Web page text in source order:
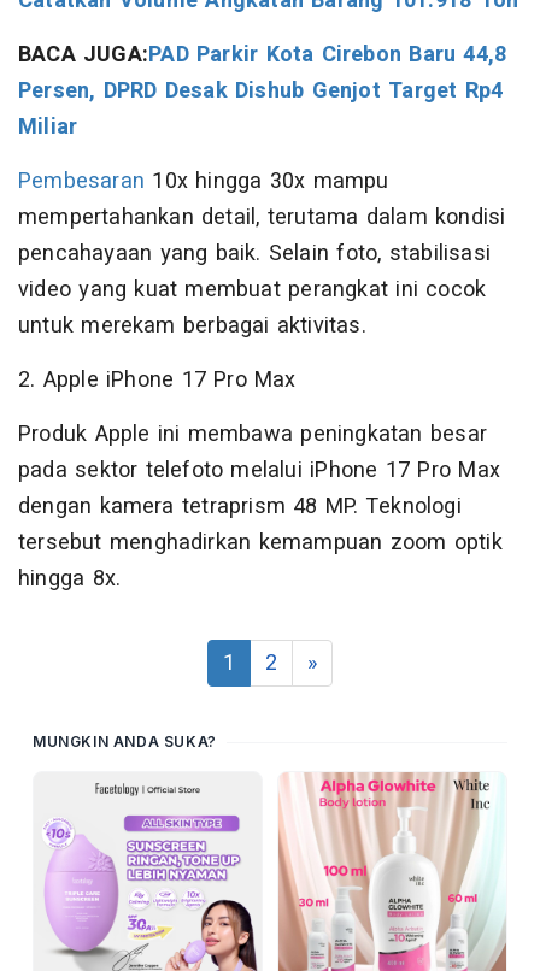
BACA JUGA:PAD Parkir Kota Cirebon Baru 44,8
Persen, DPRD Desak Dishub Genjot Target Rp4
Miliar
Pembesaran 10x hingga 30x mampu
mempertahankan detail, terutama dalam kondisi
pencahayaan yang baik. Selain foto, stabilisasi
video yang kuat membuat perangkat ini cocok
untuk merekam berbagai aktivitas.
2. Apple iPhone 17 Pro Max
Produk Apple ini membawa peningkatan besar
pada sektor telefoto melalui iPhone 17 Pro Max
dengan kamera tetraprism 48 MP. Teknologi
tersebut menghadirkan kemampuan zoom optik
hingga 8x.
1 2 »